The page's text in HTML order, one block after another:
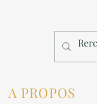
A PROPOS